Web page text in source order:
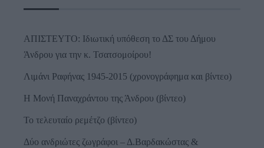
ΑΠΙΣΤΕΥΤΟ: Ιδιωτική υπόθεση το ΔΣ του Δήμου
Άνδρου για την κ. Τσατσομοίρου!
Λιμάνι Ραφήνας 1945-2015 (χρονογράφημα και βίντεο)
Η Μονή Παναχράντου της Άνδρου (βίντεο)
Το τελευταίο ρεμέτζο (βίντεο)
Δύο ανδριώτες ζωγράφοι – Δ.Βαρδακώστας &